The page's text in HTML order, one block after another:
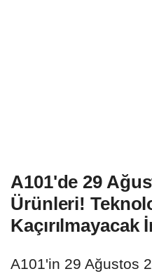
A101'de 29
Ürünleri!
Kaçırılmayacak
A101'in 29 Ağustos